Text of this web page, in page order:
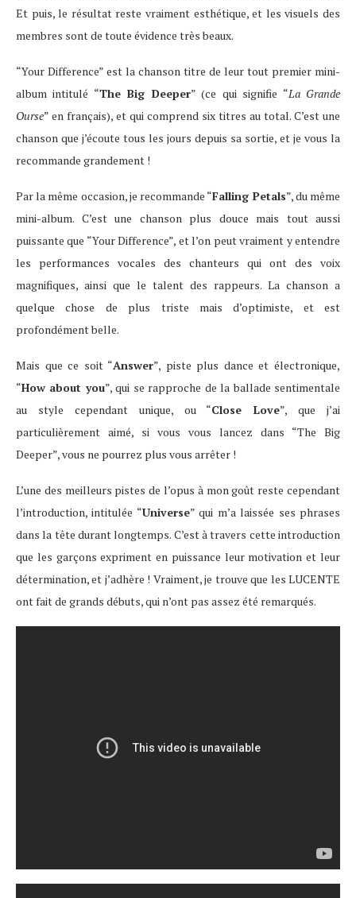
Et puis, le résultat reste vraiment esthétique, et les visuels des
membres sont de toute évidence très beaux.
“Your Difference” est la chanson titre de leur tout premier mini-
album intitulé “The Big Deeper” (ce qui signifie “La Grande
Ourse” en français), et qui comprend six titres au total. C’est une
chanson que j’écoute tous les jours depuis sa sortie, et je vous la
recommande grandement !
Par la même occasion, je recommande “Falling Petals”, du même
mini-album. C’est une chanson plus douce mais tout aussi
puissante que “Your Difference”, et l’on peut vraiment y entendre
les performances vocales des chanteurs qui ont des voix
magnifiques, ainsi que le talent des rappeurs. La chanson a
quelque chose de plus triste mais d’optimiste, et est
profondément belle.
Mais que ce soit “Answer”, piste plus dance et électronique,
“How about you”, qui se rapproche de la ballade sentimentale
au style cependant unique, ou “Close Love”, que j’ai
particulièrement aimé, si vous vous lancez dans “The Big
Deeper”, vous ne pourrez plus vous arrêter !
L’une des meilleurs pistes de l’opus à mon goût reste cependant
l’introduction, intitulée “Universe” qui m’a laissée ses phrases
dans la tête durant longtemps. C’est à travers cette introduction
que les garçons expriment en puissance leur motivation et leur
détermination, et j’adhère ! Vraiment, je trouve que les LUCENTE
ont fait de grands débuts, qui n’ont pas assez été remarqués.